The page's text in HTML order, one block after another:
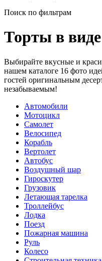
Поиск по фильтрам
Торты в
Выбирайте вкусные и
нашем каталоге 16 фото
гостей оригинальным
незабываемым!
Автомобили
Мотоцикл
Самолет
Велосипед
Корабль
Вертолет
Автобус
Воздушный шар
Гироскутер
Грузовик
Летающая тарелка
Троллейбус
Лодка
Поезд
Пожарная машина
Руль
Колесо